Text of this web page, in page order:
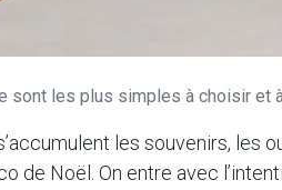
sont les plus simples à choisir et
les souvenirs, les
de Noël. On entre avec